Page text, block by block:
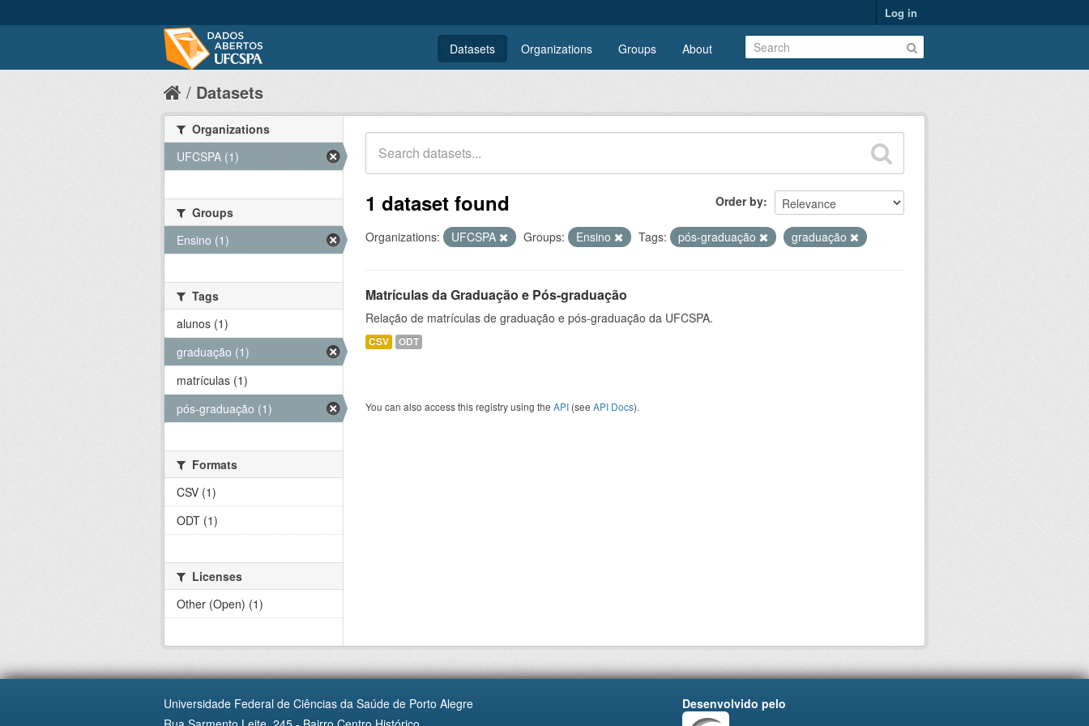
Log in
Datasets Organizations Groups About
Datasets
Order by
1 dataset found
Organizations: UFCSPA Groups: Ensino Tags: pós-graduação graduação
Matrículas da Graduação e Pós-graduação
Relação de matrículas de graduação e pós-graduação da UFCSPA.
CSV ODT
You can also access this registry using the API (see API Docs).
Organizations
UFCSPA (1)
Groups
Ensino (1)
Tags
alunos (1)
graduação (1)
matrículas (1)
pós-graduação (1)
Formats
CSV (1)
ODT (1)
Licenses
Other (Open) (1)
Universidade Federal de Ciências da Saúde de Porto Alegre
Desenvolvido pelo